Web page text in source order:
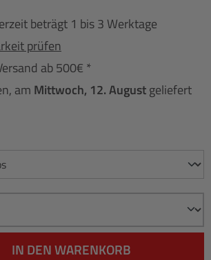
beträgt 1 bis 3 Werktage
prüfen
ab 500€ *
am Mittwoch, 12. Augustgeliefert
IN DEN WARENKORB